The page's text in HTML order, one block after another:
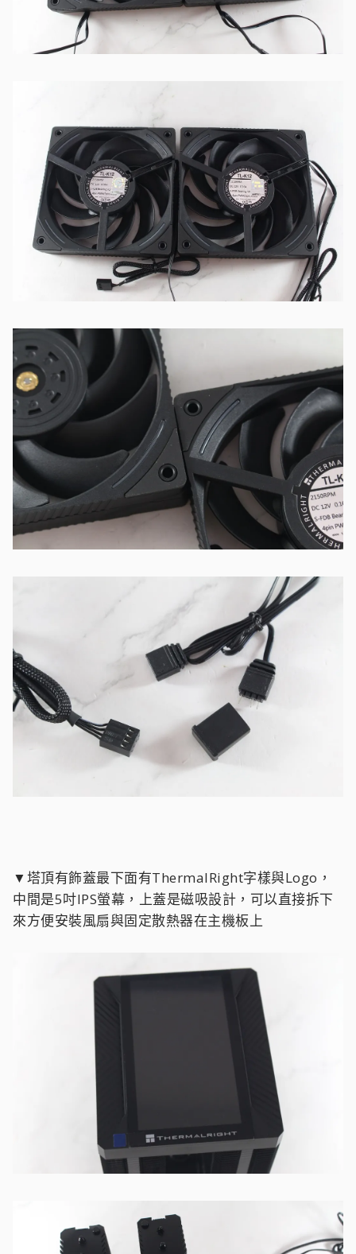
▼塔頂有飾蓋最下面有ThermalRight字樣與Logo，
中間是5吋IPS螢幕，上蓋是磁吸設計，可以直接拆下
來方便安裝風扇與固定散熱器在主機板上